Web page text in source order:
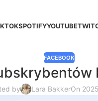
SPOTIFYYOUTUBE
FACEBOOK
by Lara BakkerOn